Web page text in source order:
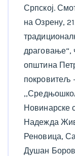
Српској.
на Озрену,
драговање“,
општина
покровитељ
Новинарске
Надежда
Реновица,
Душан